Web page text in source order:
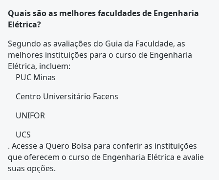
Quais são as melhores faculdades de Engenharia
Elétrica?
Segundo as avaliações do Guia da Faculdade, as
melhores instituições para o curso de Engenharia
Elétrica, incluem:
PUC Minas
Centro Universitário Facens
UNIFOR
UCS
. Acesse a Quero Bolsa para conferir as instituições
que oferecem o curso de Engenharia Elétrica e avalie
suas opções.